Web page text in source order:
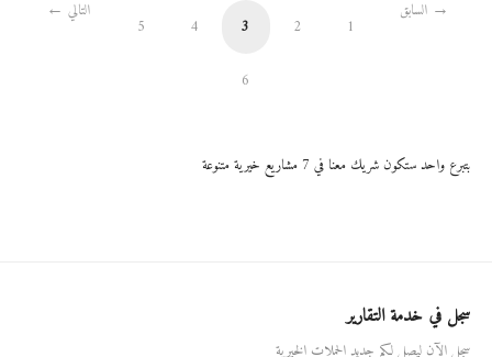
السابق
1
2
3
4
5
6
التالي
بتبرع واحد ستكون شريك معنا في 7 مشاريع خيرية متنوعة
سجل في خدمة التقارير
سجل الآن ليصل لكم جديد الحملات الخيرية